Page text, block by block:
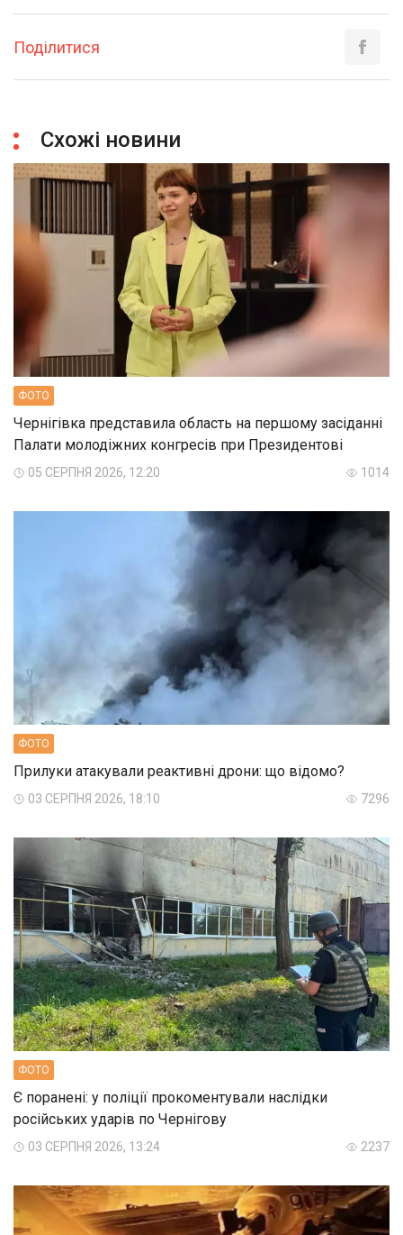
Поділитися
Схожі новини
ФОТО
Чернігівка представила область на першому засіданні
Палати молодіжних конгресів при Президентові
05 СЕРПНЯ 2026, 12:20 1014
ФОТО
Прилуки атакували реактивні дрони: що відомо?
03 СЕРПНЯ 2026, 18:10 7296
ФОТО
Є поранені: у поліції прокоментували наслідки
російських ударів по Чернігову
03 СЕРПНЯ 2026, 13:24 2237